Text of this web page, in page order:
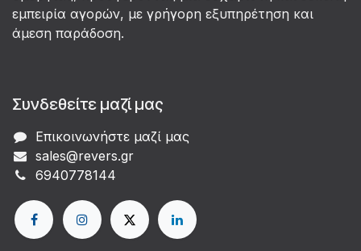
εμπειρία αγορών, με γρήγορη εξυπηρέτηση και
άμεση παράδοση.
Συνδεθείτε μαζί μας
Επικοινωνήστε μαζί μας
sales@revers.gr
6940778144